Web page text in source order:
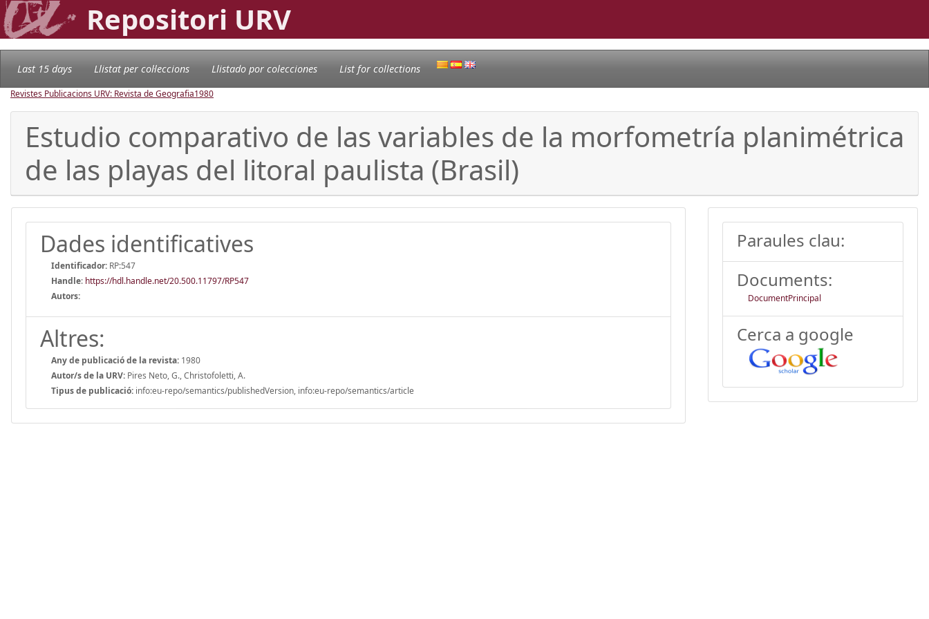
Repositori URV
Last 15 days Llistat per col·leccions Llistado por colecciones List for collections
Revistes Publicacions URV: Revista de Geografia1980
Estudio comparativo de las variables de la morfometría planimétrica
de las playas del litoral paulista (Brasil)
Dades identificatives
Identificador: RP:547
Handle: https://hdl.handle.net/20.500.11797/RP547
Autors:
Altres:
Any de publicació de la revista: 1980
Autor/s de la URV: Pires Neto, G., Christofoletti, A.
Tipus de publicació: info:eu-repo/semantics/publishedVersion, info:eu-repo/semantics/article
Paraules clau:
Documents:
DocumentPrincipal
Cerca a google